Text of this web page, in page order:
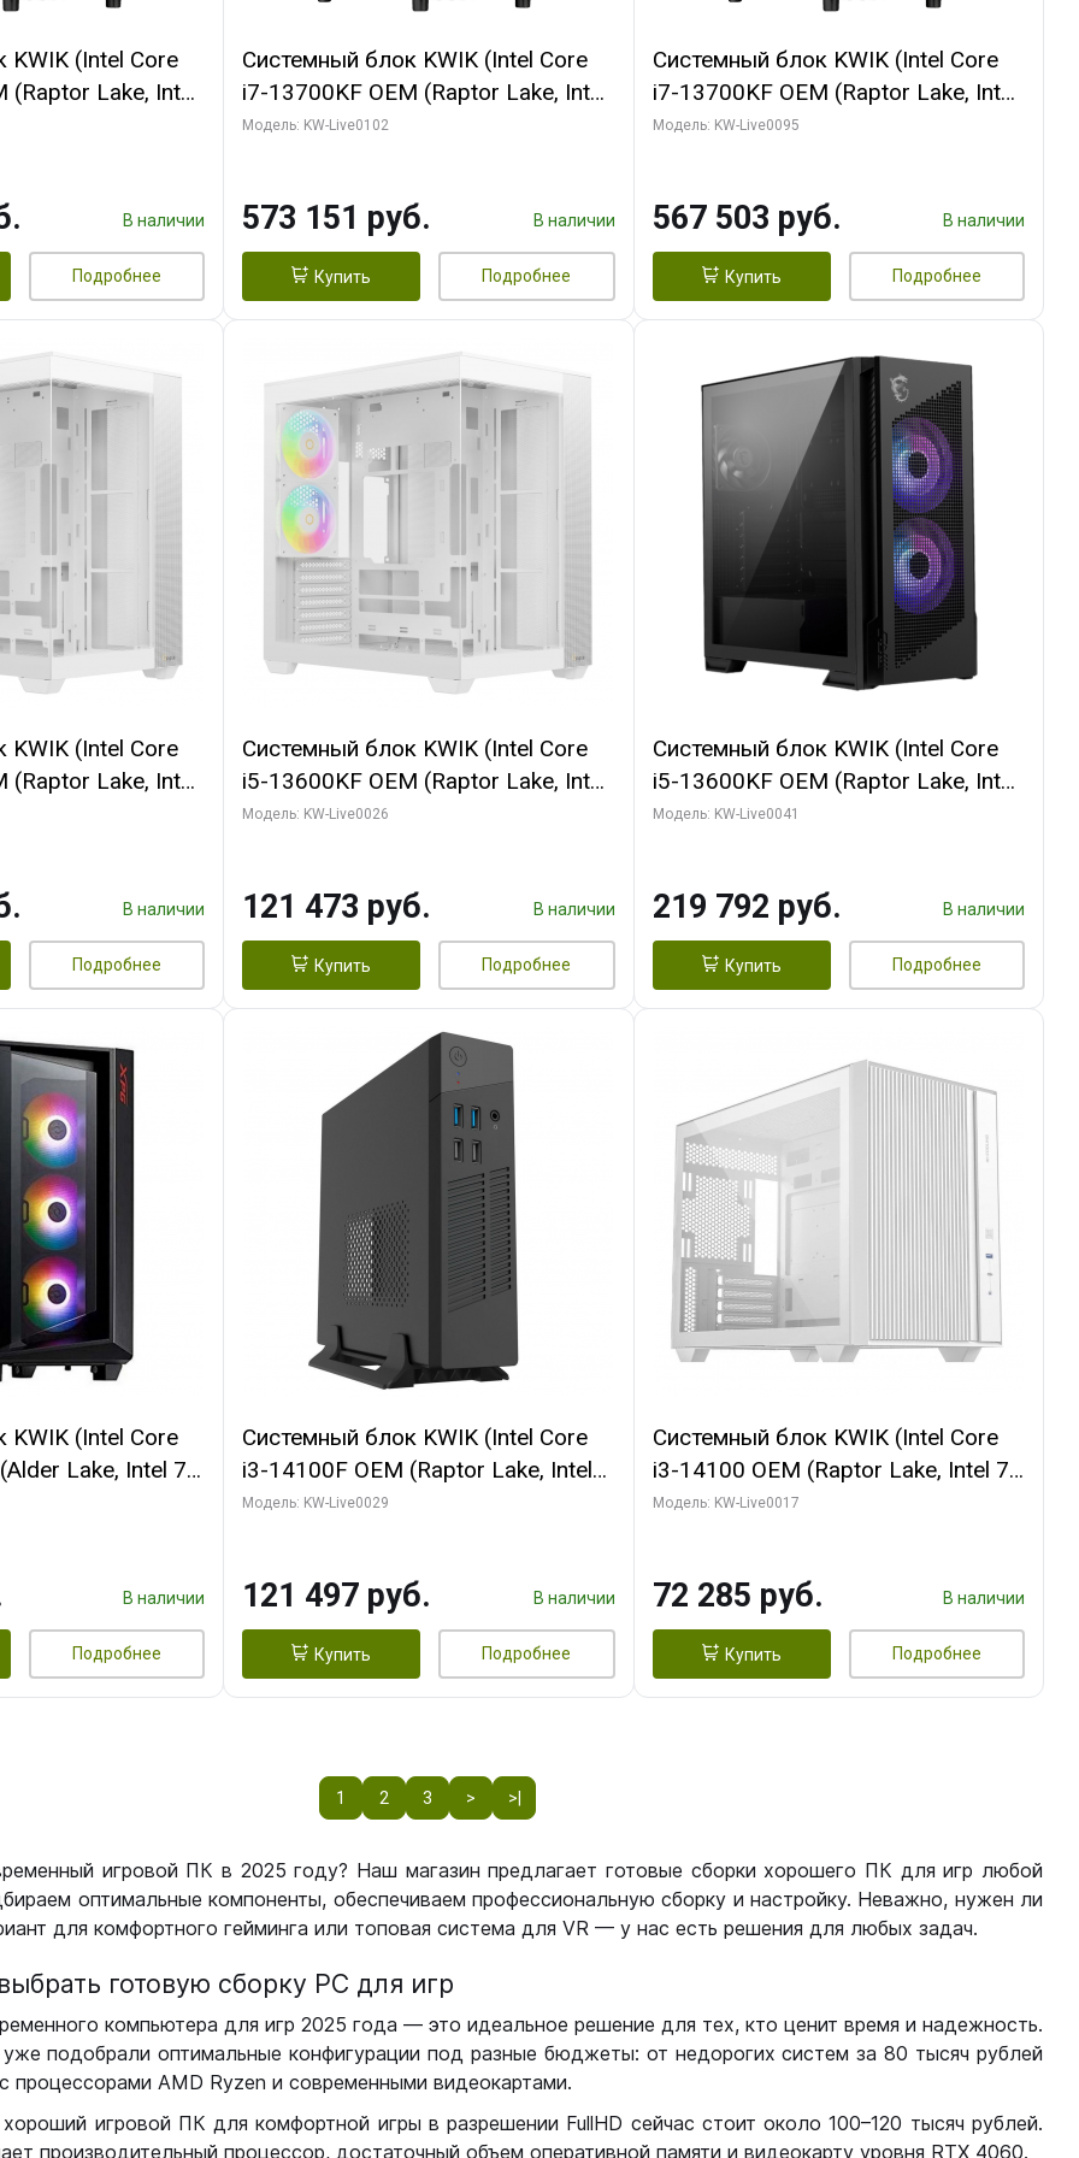
KWIK (Intel Core
(Raptor Lake, Intel
64 ГБ ОЗУ (2
В наличии
Подробнее
Системный блок KWIK (Intel Core
i7-13700KF OEM (Raptor Lake, Intel
7, C16 8EC/8PC/ 32 ГБ ОЗУ (2
Turbo/ 960 ГБ SSD)
Модель: KW-Live0102
573 151 руб. В наличии
Купить Подробнее
Системный блок KWIK (Intel Core
i7-13700KF OEM (Raptor Lake, Intel
7, C16 8EC/8PC/ 32 ГБ ОЗУ (2
Turbo/ 512 ГБ SSD)
Модель: KW-Live0095
567 503 руб. В наличии
Купить Подробнее
KWIK (Intel Core
(Raptor Lake, Intel
32 ГБ ОЗУ (2
В наличии
Подробнее
Системный блок KWIK (Intel Core
i5-13600KF OEM (Raptor Lake, Intel
7, C14 8EC/6PC/ 32 ГБ ОЗУ (2
960 ГБ SSD)
Модель: KW-Live0026
121 473 руб. В наличии
Купить Подробнее
Системный блок KWIK (Intel Core
i5-13600KF OEM (Raptor Lake, Intel
7, C14 8EC/6PC/ 16 ГБ ОЗУ (2
256bit 3xDP HD/ 512 ГБ SSD)
Модель: KW-Live0041
219 792 руб. В наличии
Купить Подробнее
KWIK (Intel Core
Lake, Intel 7,
32 ГБ ОЗУ (2
В наличии
Подробнее
Системный блок KWIK (Intel Core
i3-14100F OEM (Raptor Lake, Intel
7, C4 0EC/4PC/T/ 64 ГБ ОЗУ (2
3xD/ 960 ГБ SSD)
Модель: KW-Live0029
121 497 руб. В наличии
Купить Подробнее
Системный блок KWIK (Intel Core
i3-14100 OEM (Raptor Lake, Intel 7,
C4 0EC/4PC/T8/ 32 ГБ ОЗУ (2
2xDP 2xH/ 1 ТБ SSD)
Модель: KW-Live0017
72 285 руб. В наличии
Купить Подробнее
1 2 3 > >|
игровой ПК в 2025 году? Наш магазин предлагает готовые сборки хорошего ПК для игр любой
оптимальные компоненты, обеспечиваем профессиональную сборку и настройку. Неважно, нужен ли
для комфортного гейминга или топовая система для VR — у нас есть решения для любых задач.
готовую сборку РС для игр
компьютера для игр 2025 года — это идеальное решение для тех, кто ценит время и надежность.
подобрали оптимальные конфигурации под разные бюджеты: от недорогих систем за 80 тысяч рублей
AMD Ryzen и современными видеокартами.
игровой ПК для комфортной игры в разрешении FullHD сейчас стоит около 100–120 тысяч рублей.
производительный процессор, достаточный объем оперативной памяти и видеокарту уровня RTX 4060.